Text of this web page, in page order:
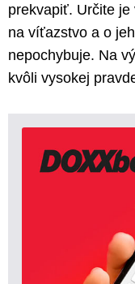
prekvapiť. Určite je
na víťazstvo a o
nepochybuje. Na
kvôli vysokej